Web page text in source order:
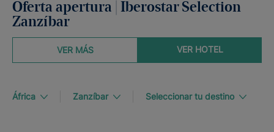
Oferta apertura | Iberostar Selection
Zanzíbar
VER HOTEL
VER MÁS
África Zanzíbar Seleccionar tu destino